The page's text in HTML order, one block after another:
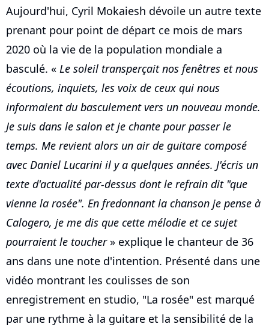
Aujourd'hui, Cyril Mokaiesh dévoile un autre texte
prenant pour point de départ ce mois de mars
2020 où la vie de la population mondiale a
basculé. « Le soleil transperçait nos fenêtres et nous
écoutions, inquiets, les voix de ceux qui nous
informaient du basculement vers un nouveau monde.
Je suis dans le salon et je chante pour passer le
temps. Me revient alors un air de guitare composé
avec Daniel Lucarini il y a quelques années. J'écris un
texte d'actualité par-dessus dont le refrain dit "que
vienne la rosée". En fredonnant la chanson je pense à
Calogero, je me dis que cette mélodie et ce sujet
pourraient le toucher» explique le chanteur de 36
ans dans une note d'intention. Présenté dans une
vidéo montrant les coulisses de son
enregistrement en studio, "La rosée" est marqué
par une rythme à la guitare et la sensibilité de la